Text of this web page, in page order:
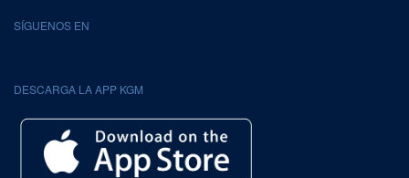
SÍGUENOS EN
DESCARGA LA APP KGM